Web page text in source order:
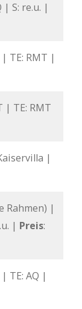
| S: re.u. |
TE: RMT |
| TE: RMT
|
Rahmen) |
| Preis:
TE: AQ |